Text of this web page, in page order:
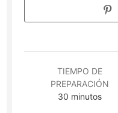
TIEMPO DE
PREPARACIÓN
30minutos
minutos